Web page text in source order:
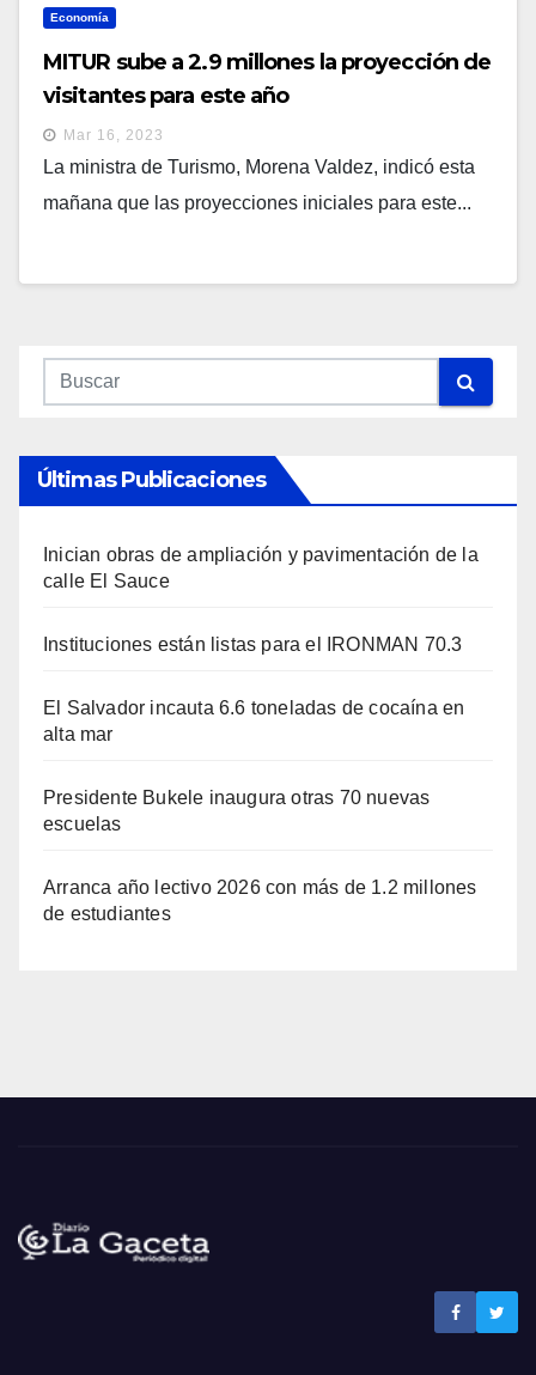
Economía
MITUR sube a 2.9 millones la proyección de
visitantes para este año
Mar 16, 2023
La ministra de Turismo, Morena Valdez, indicó esta
mañana que las proyecciones iniciales para este...
Últimas Publicaciones
Inician obras de ampliación y pavimentación de la
calle El Sauce
Instituciones están listas para el IRONMAN 70.3
El Salvador incauta 6.6 toneladas de cocaína en
alta mar
Presidente Bukele inaugura otras 70 nuevas
escuelas
Arranca año lectivo 2026 con más de 1.2 millones
de estudiantes